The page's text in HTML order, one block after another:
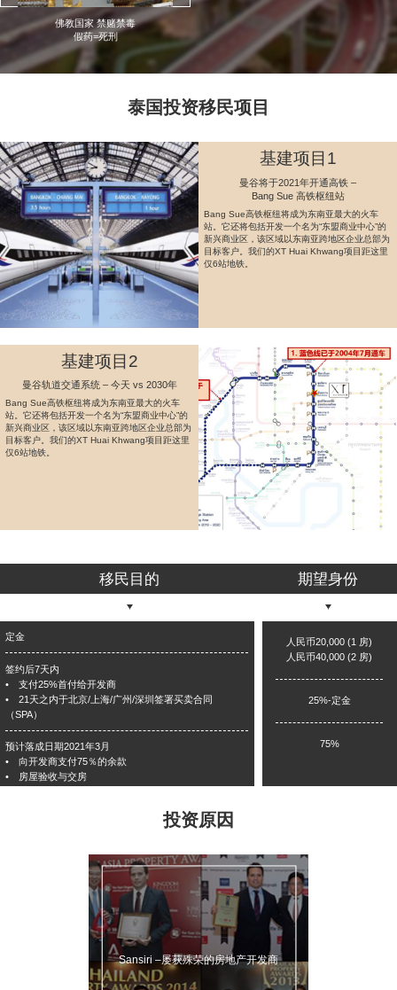
佛教国家 禁赌禁毒
假药=死刑
泰国投资移民项目
基建项目1
曼谷将于2021年开通高铁 –
Bang Sue 高铁枢纽站
Bang Sue高铁枢纽将成为东南亚最大的火车
站。它还将包括开发一个名为“东盟商业中心”的
新兴商业区，该区域以东南亚跨地区企业总部为
目标客户。我们的XT Huai Khwang项目距这里
仅6站地铁。
基建项目2
曼谷轨道交通系统 – 今天 vs 2030年
Bang Sue高铁枢纽将成为东南亚最大的火车
站。它还将包括开发一个名为“东盟商业中心”的
新兴商业区，该区域以东南亚跨地区企业总部为
目标客户。我们的XT Huai Khwang项目距这里
仅6站地铁。
移民目的
定金
签约后7天内
• 支付25%首付给开发商
• 21天之内于北京/上海/广州/深圳签署买卖合同
（SPA）
预计落成日期2021年3月
• 向开发商支付75％的余款
• 房屋验收与交房
期望身份
人民币20,000 (1 房)
人民币40,000 (2 房)
25%-定金
75%
投资原因
Sansiri –屡获殊荣的房地产开发商